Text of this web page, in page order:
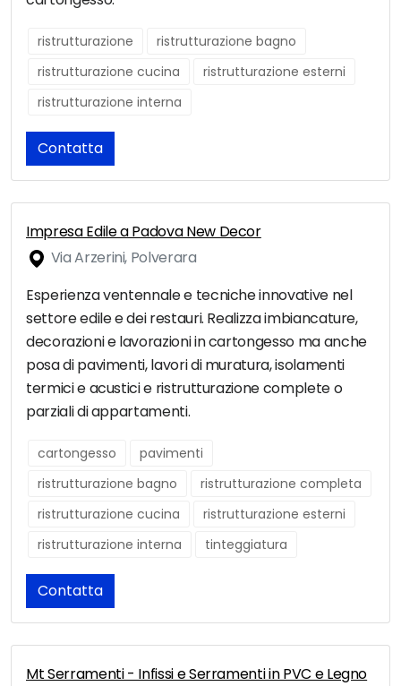
ristrutturazione
ristrutturazione bagno
ristrutturazione cucina
ristrutturazione esterni
ristrutturazione interna
Contatta
Impresa Edile a Padova New Decor
Via Arzerini, Polverara
Esperienza ventennale e tecniche innovative nel
settore edile e dei restauri. Realizza imbiancature,
decorazioni e lavorazioni in cartongesso ma anche
posa di pavimenti, lavori di muratura, isolamenti
termici e acustici e ristrutturazione complete o
parziali di appartamenti.
cartongesso
pavimenti
ristrutturazione bagno
ristrutturazione completa
ristrutturazione cucina
ristrutturazione esterni
ristrutturazione interna
tinteggiatura
Contatta
Mt Serramenti - Infissi e Serramenti in PVC e Legno